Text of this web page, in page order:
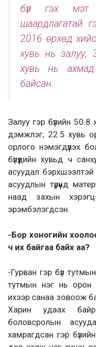
бүл гэх мэт
шаардлагатай
2016 өрхөд
хувь нь залуу,
хувь нь
байсан.
Залуу гэр бүлийн
дэмжлэг, 22.5 хувь
орлого нэмэгдүүлэх
бүлүүдийн хувьд ч
асуудал бэрхшээлтэй
асуудлын түрүүнд
наад захын
эрэмбэлэгдсэн.
-Бор хоногийн хоолоо
ч их байгаа байх аа?
-Гурван гэр бүл тутмын
тутмын нэг нь
ихээр санаа зовоож
Харин удаах
боловсролын
хамрагдсан гэр